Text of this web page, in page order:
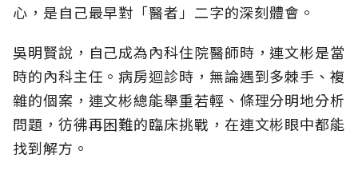
心，是自己最早對「醫者」二字的深刻體會。
吳明賢說，自己成為內科住院醫師時，連文彬是當
時的內科主任。病房迴診時，無論遇到多棘手、複
雜的個案，連文彬總能舉重若輕、條理分明地分析
問題，彷彿再困難的臨床挑戰，在連文彬眼中都能
找到解方。